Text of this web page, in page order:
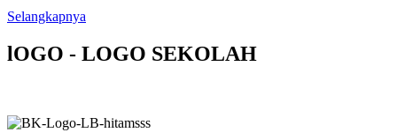
Selangkapnya
lOGO - LOGO SEKOLAH